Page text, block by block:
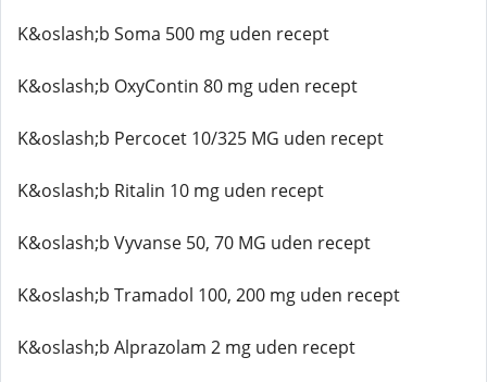
K&oslash;b Soma 500 mg uden recept
K&oslash;b OxyContin 80 mg uden recept
K&oslash;b Percocet 10/325 MG uden recept
K&oslash;b Ritalin 10 mg uden recept
K&oslash;b Vyvanse 50, 70 MG uden recept
K&oslash;b Tramadol 100, 200 mg uden recept
K&oslash;b Alprazolam 2 mg uden recept